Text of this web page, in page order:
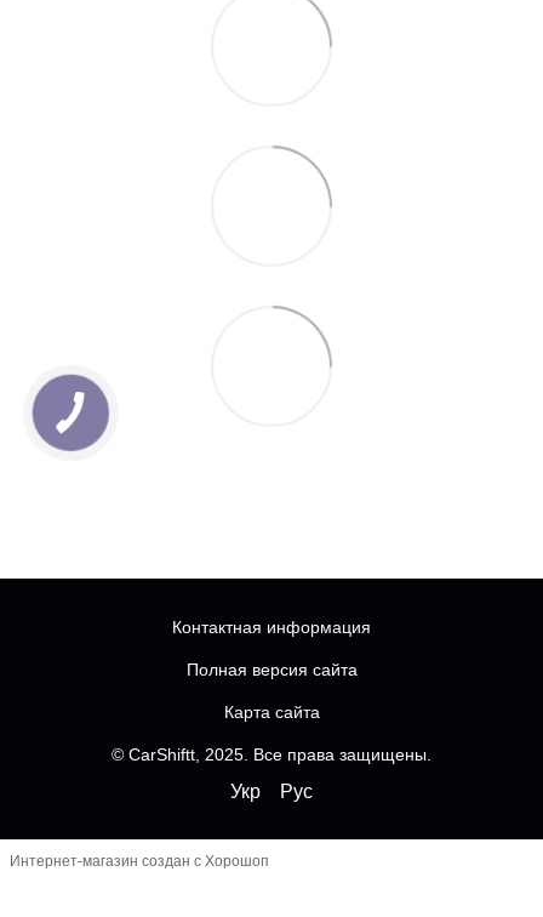
Контактная информация
Полная версия сайта
Карта сайта
© CarShiftt, 2025. Все права защищены.
Укр Рус
Интернет-магазин создан с Хорошоп